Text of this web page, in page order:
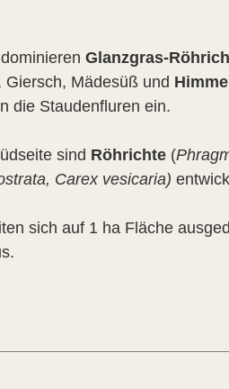
Glanzgras-
Mädesüß und
die Staudenfluren ein.
sind Röhrichte (
Carex vesicaria)
sich auf 1 ha Fläche